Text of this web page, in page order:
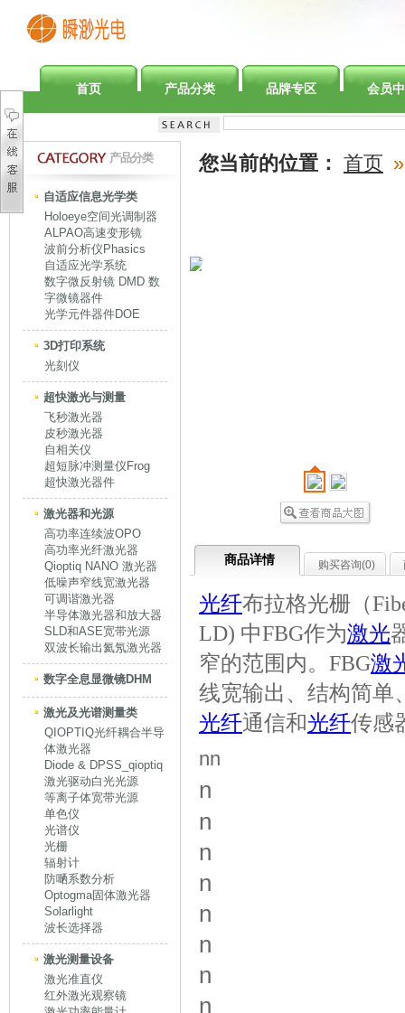
首页 产品分类 品牌专区 会员
产品分类
自适应信息光学类
Holoeye空间光调制器
ALPAO高速变形镜
波前分析仪Phasics
自适应光学系统
数字微反射镜 DMD 数
字微镜器件
光学元件器件DOE
3D打印系统
光刻仪
超快激光与测量
飞秒激光器
皮秒激光器
自相关仪
超短脉冲测量仪Frog
超快激光器件
激光器和光源
高功率连续波OPO
高功率光纤激光器
Qioptiq NANO 激光器
低噪声窄线宽激光器
可调谐激光器
半导体激光器和放大器
SLD和ASE宽带光源
双波长输出氦氖激光器
数字全息显微镜DHM
激光及光谱测量类
QIOPTIQ光纤耦合半导
体激光器
Diode & DPSS_qioptiq
激光驱动白光光源
等离子体宽带光源
单色仪
光谱仪
光栅
辐射计
防嗮系数分析
Optogma固体激光器
Solarlight
波长选择器
激光测量设备
激光准直仪
红外激光观察镜
您当前的位置： 首页 »
商品详情 购买咨询(0)
光纤布拉格光栅（
LD) 中FBG作为激光
窄的范围内。FBG激
线宽输出、结构简单
光纤通信和光纤传感
nn
n
n
n
n
n
n
n
n